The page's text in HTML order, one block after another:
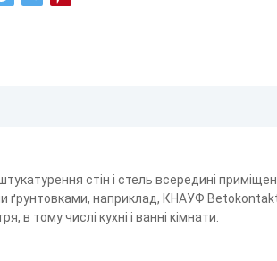
стін і стель всередині
ґрунтовками, наприклад, КНАУФ
в тому числі кухні і ванні кімнати.